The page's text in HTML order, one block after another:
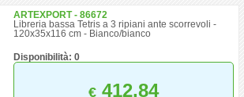
ARTEXPORT - 86672
Libreria bassa Tetris a 3 ripiani ante scorrevoli -
120x35x116 cm - Bianco/bianco
Disponibilità: 0
€ 412,84